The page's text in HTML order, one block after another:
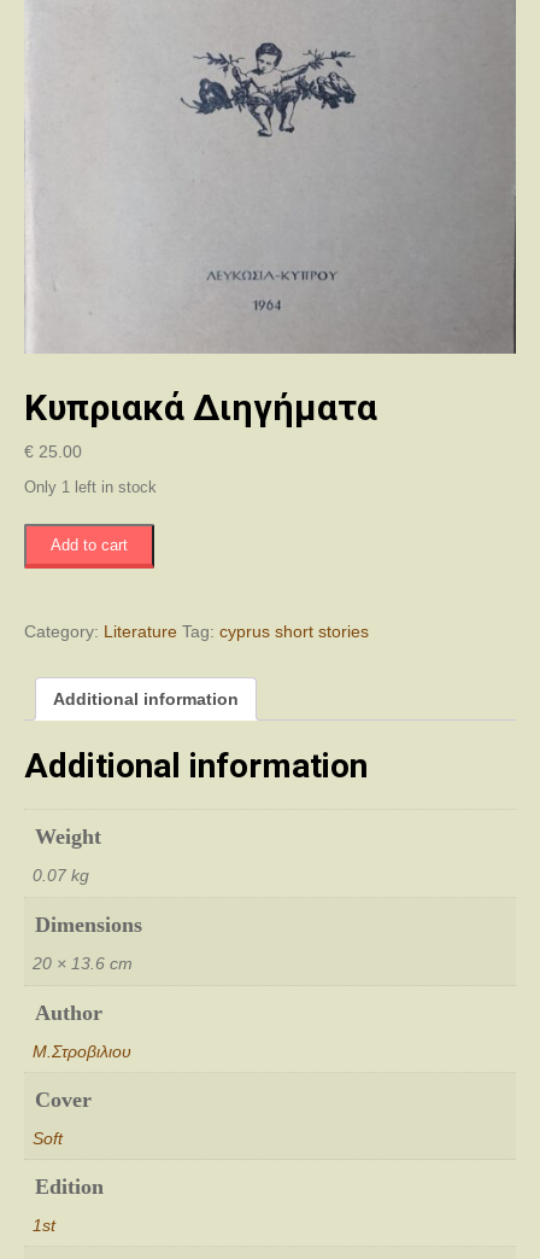
Κυπριακά Διηγήματα
€ 25.00
Only 1 left in stock
Κυπριακά
Add to cart
Category: Literature Tag: cyprus short stories
Additional information
Additional information
Weight
0.07 kg
Dimensions
20 × 13.6 cm
Author
Μ.Στροβιλιου
Cover
Soft
Edition
1st